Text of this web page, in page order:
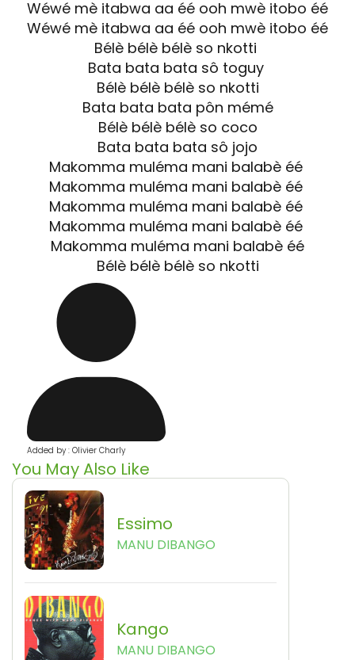
Wéwé mè itabwa aa éé ooh mwè itobo éé
Wéwé mè itabwa aa éé ooh mwè itobo éé
Bélè bélè bélè so nkotti
Bata bata bata sô toguy
Bélè bélè bélè so nkotti
Bata bata bata pôn mémé
Bélè bélè bélè so coco
Bata bata bata sô jojo
Makomma muléma mani balabè éé
Makomma muléma mani balabè éé
Makomma muléma mani balabè éé
Makomma muléma mani balabè éé
Makomma muléma mani balabè éé
Bélè bélè bélè so nkotti
Added by : Olivier Charly
You May Also Like
Essimo
MANU DIBANGO
Kango
MANU DIBANGO